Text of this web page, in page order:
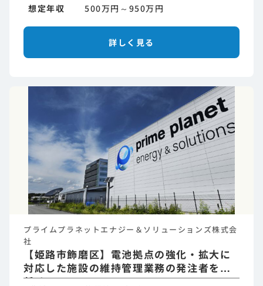
想定年収
500万円～950万円
詳しく見る
プライムプラネットエナジー＆ソリューションズ株式会
社
【姫路市飾磨区】電池拠点の強化・拡大に
対応した施設の維持管理業務の発注者をお
任せ